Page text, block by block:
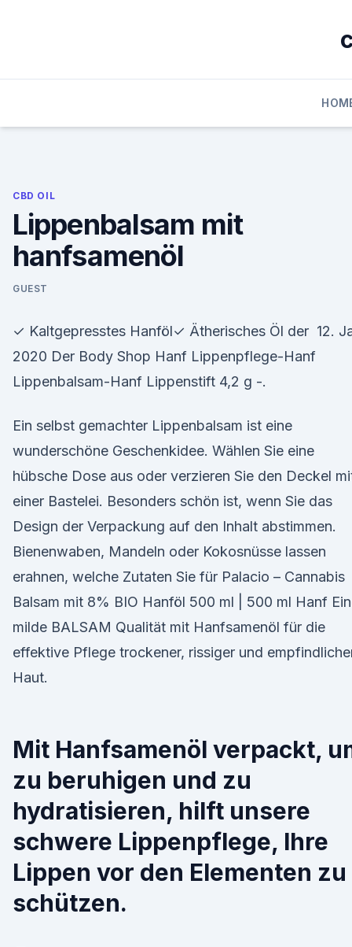
CBD OIL
Lippenbalsam mit
hanfsamenöl
GUEST
✓ Kaltgepresstes Hanföl✓ Ätherisches Öl der 12.
2020 Der Body Shop Hanf Lippenpflege-Hanf
Lippenbalsam-Hanf Lippenstift 4,2 g -.
Ein selbst gemachter Lippenbalsam ist eine
wunderschöne Geschenkidee. Wählen Sie eine
hübsche Dose aus oder verzieren Sie den Deckel
einer Bastelei. Besonders schön ist, wenn Sie das
Design der Verpackung auf den Inhalt abstimmen.
Bienenwaben, Mandeln oder Kokosnüsse lassen
erahnen, welche Zutaten Sie für Palacio – Cannabis
Balsam mit 8% BIO Hanföl 500 ml | 500 ml Hanf
milde BALSAM Qualität mit Hanfsamenöl für die
effektive Pflege trockener, rissiger und
Haut.
Mit Hanfsamenöl verpackt,
zu beruhigen und zu
hydratisieren, hilft unsere
schwere Lippenpflege, Ihre
Lippen vor den Elementen zu
schützen.